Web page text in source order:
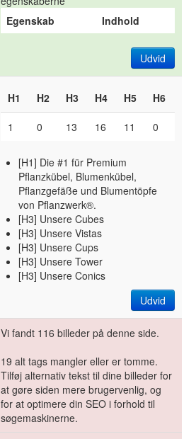
Egenskab
Indhold
Udvid
H1 H2 H3 H4 H5 H6
1 0 13 16 11 0
[H1] Die #1 für Premium
Pflanzkübel, Blumenkübel,
Pflanzgefäße und Blumentöpfe
von Pflanzwerk®.
[H3] Unsere Cubes
[H3] Unsere Vistas
[H3] Unsere Cups
[H3] Unsere Tower
[H3] Unsere Conics
Udvid
Vi fandt 116 billeder på denne side.
19 alt tags mangler eller er tomme.
Tilføj alternativ tekst til dine billeder for
at gøre siden mere brugervenlig, og
for at optimere din SEO i forhold til
søgemaskinerne.